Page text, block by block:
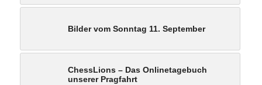
Bilder vom Sonntag 11. September
ChessLions – Das Onlinetagebuch
unserer Pragfahrt